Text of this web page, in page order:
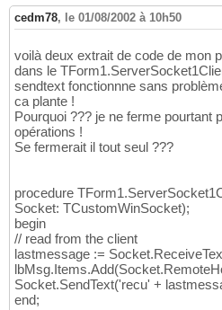
cedm78, le 01/08/2002 à 10h50
voilà deux extrait de code de mon
dans le
sendtext fonctionnne sans
ca plante !
Pourquoi ??? je ne ferme pourtant
opérations !
Se fermerait il tout seul ???
procedure
Socket: TCustomWinSocket);
begin
// read from the client
lastmessage :=
Socket.SendText('recu' +
end;